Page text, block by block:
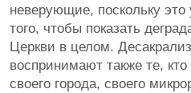
неверующие, поскольку
того, чтобы показать
Церкви в целом.
воспринимают также те,
своего города, своего